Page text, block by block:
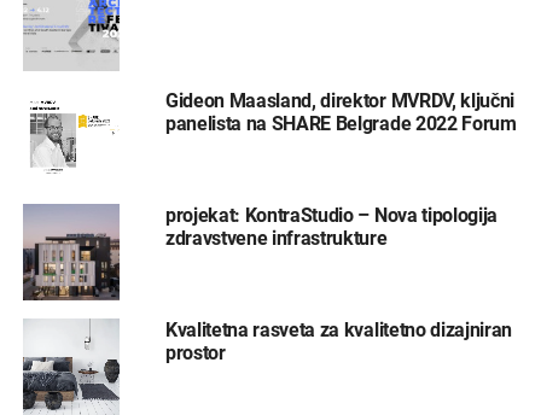
Gideon Maasland, direktor MVRDV, ključni
panelista na SHARE Belgrade 2022 Forum
projekat: KontraStudio – Nova tipologija
zdravstvene infrastrukture
Kvalitetna rasveta za kvalitetno dizajniran
prostor